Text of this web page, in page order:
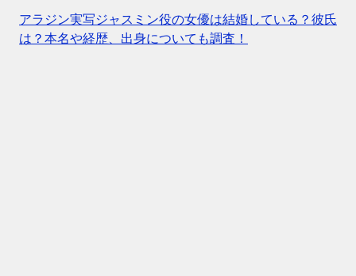
アラジン実写ジャスミン役の女優は結婚している？彼氏
は？本名や経歴、出身についても調査！